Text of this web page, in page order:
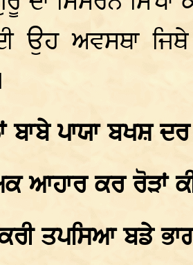
ਉਹ ਅਵਸਥਾ
ਬਾਬੇ ਪਾਯਾ ਬਖਸ਼
ਆਹਾਰ ਕਰ ਰੋੜਾਂ
ਕਰੀ ਤਪਸਿਆ ਬਡੇ